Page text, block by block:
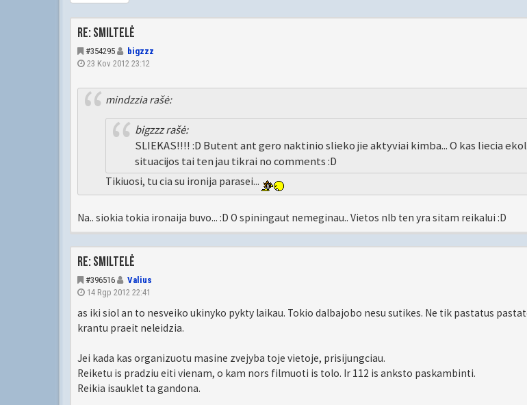
Re: Smiltelė
#354295
bigzzz
23 Kov 2012 23:12
mindzzia rašė:
bigzzz rašė:
SLIEKAS!!!! :D Butent ant gero naktinio slieko jie aktyviai kimba... O kas liecia
situacijos tai ten jau tikrai no comments :D
Tikiuosi, tu cia su ironija parasei...
Na.. siokia tokia ironaija buvo... :D O spiningaut nemeginau.. Vietos nlb ten yra sitam reikalui :D
Re: Smiltelė
#396516
Valius
14 Rgp 2012 22:41
as iki siol an to nesveiko ukinyko pykty laikau. Tokio dalbajobo nesu sutikes. Ne tik pastatus
krantu praeit neleidzia.
Jei kada kas organizuotu masine zvejyba toje vietoje, prisijungciau.
Reiketu is pradziu eiti vienam, o kam nors filmuoti is tolo. Ir 112 is anksto paskambinti.
Reikia isauklet ta gandona.